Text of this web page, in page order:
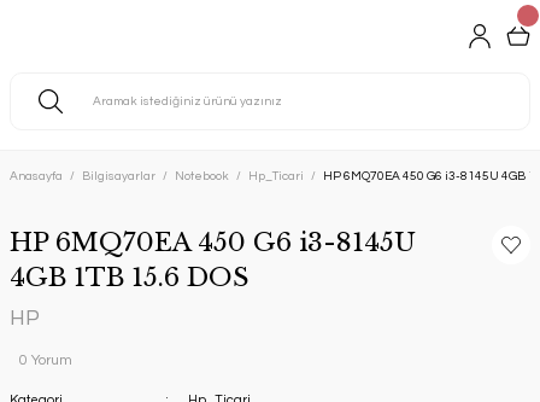
Anasayfa Bilgisayarlar Notebook Hp_Ticari HP 6MQ70EA 450 G6 i3-8145U 4GB
HP 6MQ70EA 450 G6 i3-8145U
4GB 1TB 15.6 DOS
HP
0 Yorum